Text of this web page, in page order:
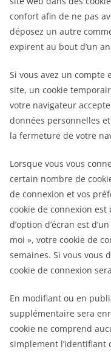
confort afin de ne pas
déposez un autre
expirent au bout d’un
Si vous avez un compte
site, un cookie
votre navigateur
données personnelles
la fermeture de votre
Lorsque vous vous
certain nombre de
de connexion et vos
cookie de connexion est
d’option d’écran est
moi », votre cookie de
semaines. Si vous vous
cookie de connexion
En modifiant ou en
supplémentaire sera
cookie ne comprend
simplement l’identifiant